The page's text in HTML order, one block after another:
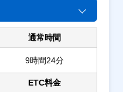
通常時間
9時間24分
ETC料金